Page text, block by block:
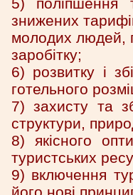
знижених
молодих людей,
заробітку;
6) розвитку і
готельного
7) захисту та
структури,
8) якісного
туристських
9) включення